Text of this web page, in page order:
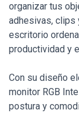
organizar tus
adhesivas, clips
escritorio
productividad y
Con su diseño
monitor RGB
postura y